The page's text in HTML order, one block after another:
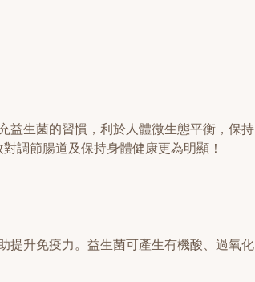
益生菌的習慣，利於人體微生態平衡，保持
調節腸道及保持身體健康更為明顯！
提升免疫力。益生菌可產生有機酸、過氧化